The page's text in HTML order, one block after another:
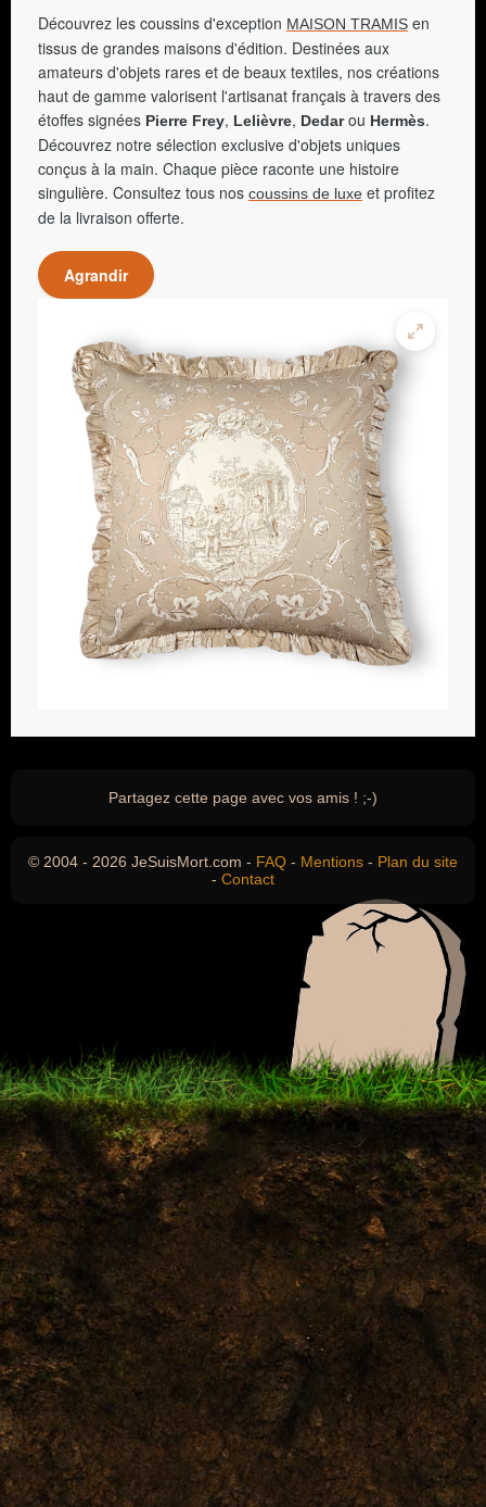
Découvrez les coussins d'exception MAISON TRAMIS en
tissus de grandes maisons d'édition. Destinées aux
amateurs d'objets rares et de beaux textiles, nos créations
haut de gamme valorisent l'artisanat français à travers des
étoffes signées Pierre Frey, Lelièvre, Dedarou Hermès.
Découvrez notre sélection exclusive d'objets uniques
conçus à la main. Chaque pièce raconte une histoire
singulière. Consultez tous nos coussins de luxe et profitez
de la livraison offerte.
Agrandir
Partagez cette page avec vos amis ! ;-)
© 2004 - 2026 JeSuisMort.com - FAQ - Mentions - Plan du site
- Contact